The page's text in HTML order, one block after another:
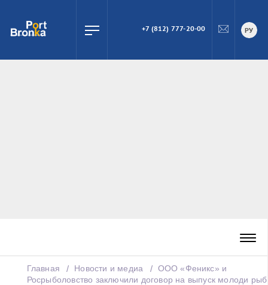
ПОИСК
+7 (812) 777-20-00 РУ
Главная Новости и медиа
ООО «Феникс» и
Росрыболовство заключили договор на выпуск молоди рыб